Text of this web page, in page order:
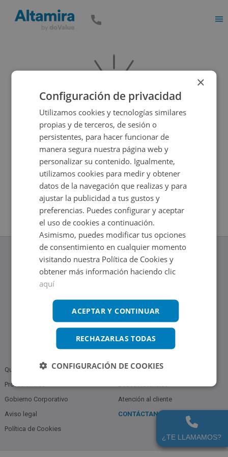
Vaya, parece que el inmueble que estás buscando es
incorrecto, pero tenemos muchas más opciones...
Volver a buscar
Edificio Skylight
Avenida de Manoteras 14-16, 28050, Madrid
Quiénes somos
Profesionales
Gobierno Corporativo
Aviso legal
Política de Cookies
Política de Privacidad
Atención al cliente
CONTÁCTANOS
×
Configuración de privacidad
Utilizamos cookies y tecnologías similares
propias y de terceros, de sesión o
persistentes, para hacer funcionar de
manera segura nuestra página web y
personalizar su contenido. Igualmente,
utilizamos cookies para medir y obtener
datos de la navegación que realizas y para
ajustar la publicidad a tus gustos y
preferencias. Puedes configurar y aceptar
el uso de cookies a continuación.
Asimismo, puedes modificar tus opciones
de consentimiento en cualquier momento
visitando nuestra Política de Cookies y
obtener más información haciendo clic
aquí
ACEPTAR Y CONTINUAR
RECHAZARLAS TODAS
CONFIGURACIÓN DE COOKIES